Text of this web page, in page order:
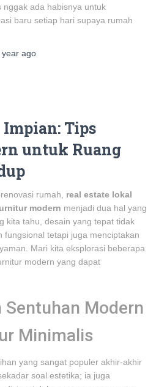
nggak ada habisnya untuk
baru setiap hari supaya rumah
year ago
Impian: Tips
untuk Ruang
rumah, real estate lokal
modern menjadi dua hal yang
kita tahu, desain yang tepat tidak
fungsional tetapi juga menciptakan
Mari kita eksplorasi beberapa
modern yang dapat
Modern
Minimalis
yang sangat populer akhir-akhir
soal estetika; ia juga